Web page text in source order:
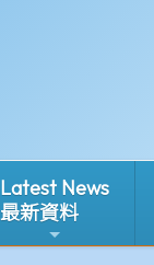
Latest News
最新資料